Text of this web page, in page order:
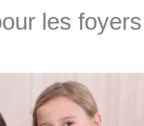
les